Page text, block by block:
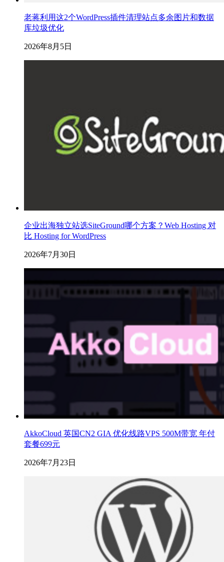
老蒋利用这2个WordPress插件清理站点多余图片和数据
库垃圾优化
2026年8月5日
企业出海独立站选SiteGround哪个方案？Web Hosting 对
比 Hosting for WordPress
2026年7月30日
AkkoCloud 英国CN2 GIA 优化线路VPS 500M带宽 年付
套餐699元
2026年7月23日